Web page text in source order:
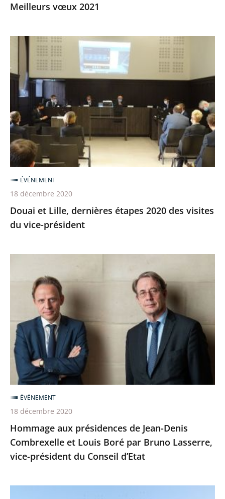
Meilleurs vœux 2021
Douai
Lille,
dernières
étapes
2020
des
visites
du
vice-
président
Douai et Lille, dernières étapes 2020 des visites
du vice-président
ÉVÉNEMENT
18 décembre 2020
présidences
Denis
Combrexelle
et
Louis
Boré
par
Bruno
Lasserre,
vice-
président
Conseil
Hommage aux présidences de Jean-Denis
Combrexelle et Louis Boré par Bruno Lasserre,
vice-président du Conseil d’Etat
ÉVÉNEMENT
18 décembre 2020